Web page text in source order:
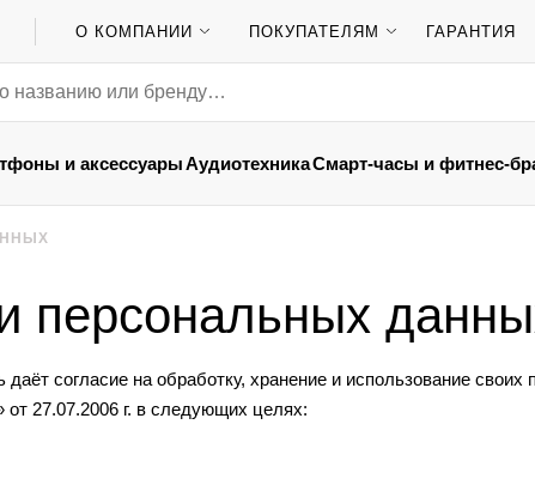
О КОМПАНИИ ПОКУПАТЕЛЯМ ГАРАНТИЯ
и аксессуарыАудиотехникаСмарт-часы и фитнес-
персональных
согласие на обработку, хранение и использование
27.07.2006 г. в следующих целях: